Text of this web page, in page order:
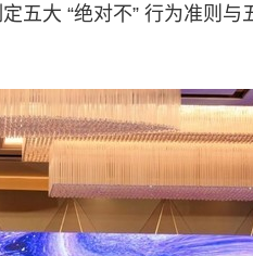
五大 “绝对不” 行为准则与